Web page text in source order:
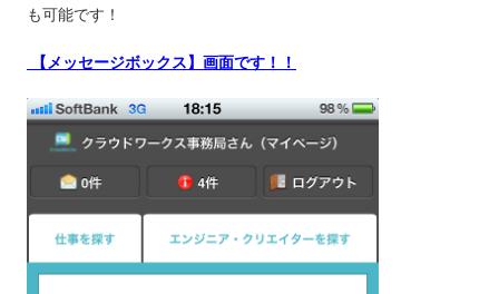
も可能です！
【 メッセージボックス】画面です！！